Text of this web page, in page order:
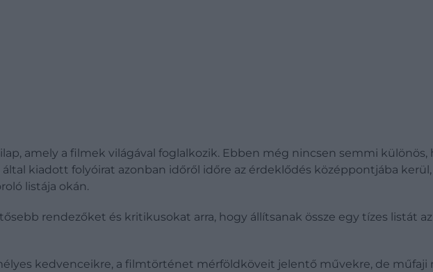
amely a filmek világával foglalkozik. Ebben még nincsen semmi különös,
kiadott folyóirat azonban időről időre az érdeklődés középpontjába
listája okán.
rendezőket és kritikusokat arra, hogy állítsanak össze egy tízes listát
kedvenceikre, a filmtörténet mérföldköveit jelentő művekre, de műfaji